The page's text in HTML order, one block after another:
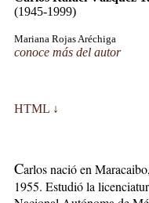
(1945-1999)
Mariana Rojas Aréchiga
conoce más del autor
HTML ↓
Carlos nació en
1955. Estudió la